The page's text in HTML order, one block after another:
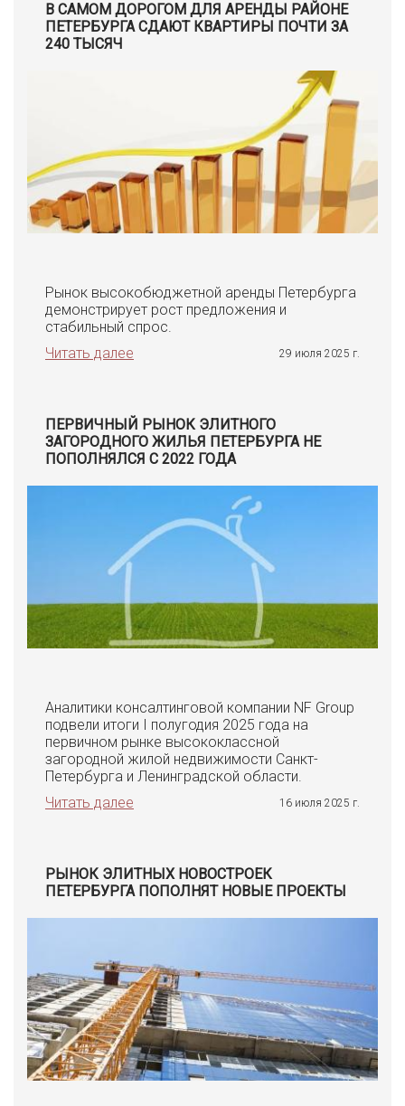
В САМОМ ДОРОГОМ ДЛЯ АРЕНДЫ РАЙОНЕ
ПЕТЕРБУРГА СДАЮТ КВАРТИРЫ ПОЧТИ ЗА
240 ТЫСЯЧ
Рынок высокобюджетной аренды Петербурга
демонстрирует рост предложения и
стабильный спрос.
Читать далее
29 июля 2025 г.
ПЕРВИЧНЫЙ РЫНОК ЭЛИТНОГО
ЗАГОРОДНОГО ЖИЛЬЯ ПЕТЕРБУРГА НЕ
ПОПОЛНЯЛСЯ С 2022 ГОДА
Аналитики консалтинговой компании NF Group
подвели итоги I полугодия 2025 года на
первичном рынке высококлассной
загородной жилой недвижимости Санкт-
Петербурга и Ленинградской области.
Читать далее
16 июля 2025 г.
РЫНОК ЭЛИТНЫХ НОВОСТРОЕК
ПЕТЕРБУРГА ПОПОЛНЯТ НОВЫЕ ПРОЕКТЫ